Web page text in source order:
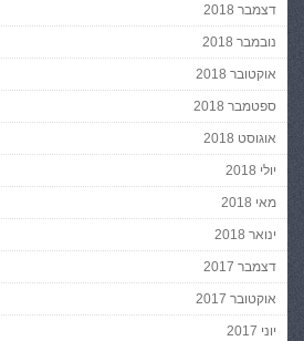
דצמבר 2018
נובמבר 2018
אוקטובר 2018
ספטמבר 2018
אוגוסט 2018
יולי 2018
מאי 2018
ינואר 2018
דצמבר 2017
אוקטובר 2017
יוני 2017